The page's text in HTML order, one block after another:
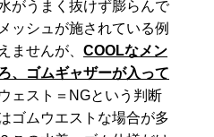
がうまく抜けず膨らんで
ッシュが施されている例
ませんが、 COOLなメン
、ゴムギャザーが入って
ェスト＝NGという判断
ゴムウエストな場合が多